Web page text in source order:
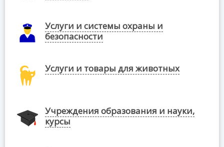
Услуги и системы охраны и
безопасности
Услуги и товары для животных
Учреждения образования и науки,
курсы